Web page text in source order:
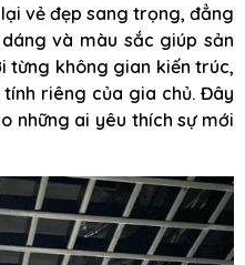
vẻ đẹp sang trọng, đẳng
và màu sắc giúp sản
từng không gian kiến trúc,
riêng của gia chủ. Đây
những ai yêu thích sự mới